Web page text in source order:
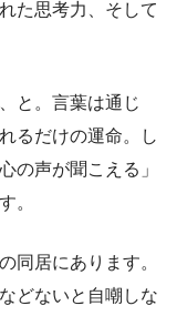
た思考力、そして
と。言葉は通じ
るだけの運命。し
の声が聞こえる」
。
同居にあります。
どないと自嘲しな